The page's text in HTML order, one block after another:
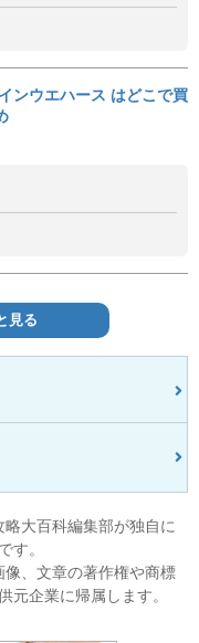
ンウエハース はどこで買
見る
大百科編集部が独自に
す。
、文章の著作権や商標
元企業に帰属します。